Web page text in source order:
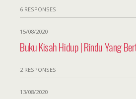
6 RESPONSES
15/08/2020
Buku Kisah Hidup | Rindu Yang
2 RESPONSES
13/08/2020